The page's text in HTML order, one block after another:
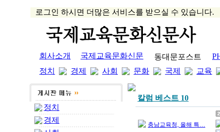
로그인 하시면 더많은 서비스를 받으실 수 있습니다.
회사소개 국제교육문화신문 동대문포스트
정치
경제 사회 문화 국제 교육
정치
경제
칼럼 베스트 10
충남교육청, 올해 특…